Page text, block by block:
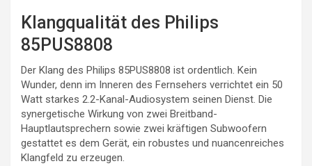
Klangqualität des Philips
85PUS8808
Der Klang des Philips 85PUS8808 ist ordentlich. Kein
Wunder, denn im Inneren des Fernsehers verrichtet ein 50
Watt starkes 2.2-Kanal-Audiosystem seinen Dienst. Die
synergetische Wirkung von zwei Breitband-
Hauptlautsprechern sowie zwei kräftigen Subwoofern
gestattet es dem Gerät, ein robustes und nuancenreiches
Klangfeld zu erzeugen.